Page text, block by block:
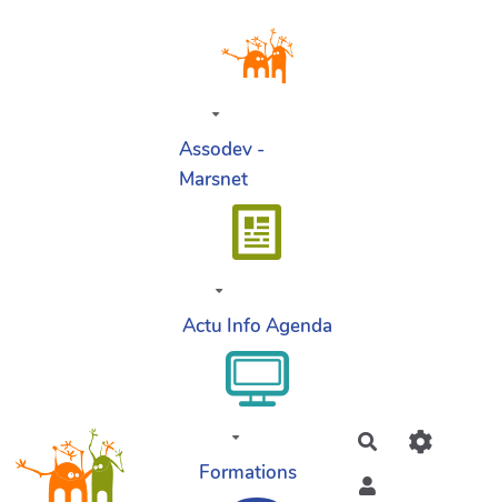
Assodev -
Marsnet
Actu Info Agenda
Formations
Rechercher